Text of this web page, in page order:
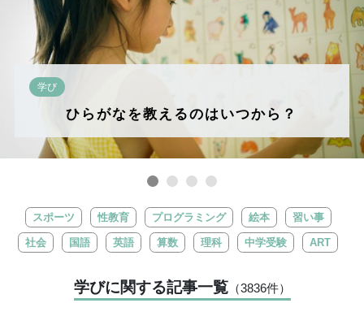
ひらがなを教えるのはいつから？
学び
スポーツ 性教育 プログラミング 絵本 習い事
社会 国語 英語 算数 理科 中学受験 ART
学びに関する記事一覧（3836件）